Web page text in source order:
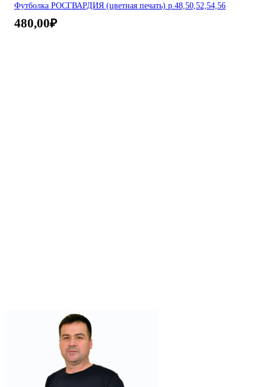
Футболка РОСГВАРДИЯ (цветная печать) р.48,50,52,54,56
480,00₽